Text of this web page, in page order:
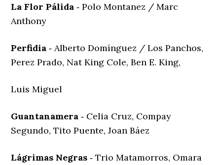
La Flor Pálida‐ Polo Montanez / Marc
Anthony
Perfidia‐ Alberto Domínguez / Los Panchos,
Perez Prado, Nat King Cole, Ben E. King,
Luis Miguel
Guantanamera‐ Celia Cruz, Compay
Segundo, Tito Puente, Joan Báez
Lágrimas Negras‐ Trio Matamorros, Omara